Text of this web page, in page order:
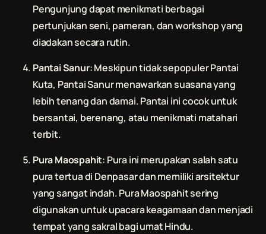
Pengunjung dapat menikmati berbagai
pertunjukan seni, pameran, dan workshop yang
diadakan secara rutin.
Pantai Sanur: Meskipun tidak sepopuler Pantai
Kuta, Pantai Sanur menawarkan suasana yang
lebih tenang dan damai. Pantai ini cocok untuk
bersantai, berenang, atau menikmati matahari
terbit.
Pura Maospahit: Pura ini merupakan salah satu
pura tertua di Denpasar dan memiliki arsitektur
yang sangat indah. Pura Maospahit sering
digunakan untuk upacara keagamaan dan menjadi
tempat yang sakral bagi umat Hindu.